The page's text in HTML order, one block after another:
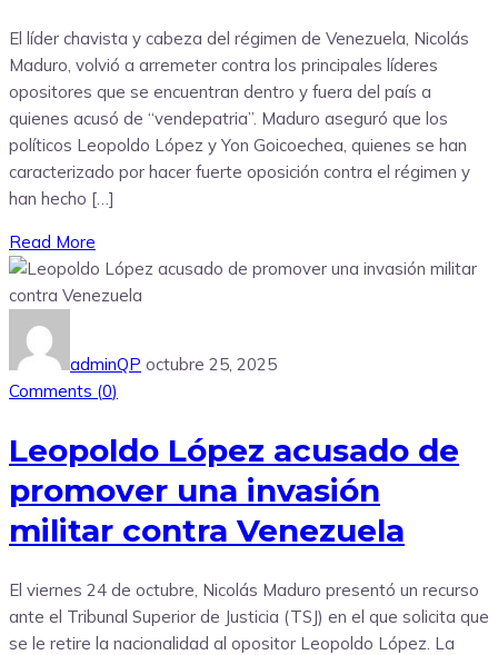
El líder chavista y cabeza del régimen de Venezuela, Nicolás
Maduro, volvió a arremeter contra los principales líderes
opositores que se encuentran dentro y fuera del país a
quienes acusó de “vendepatria”. Maduro aseguró que los
políticos Leopoldo López y Yon Goicoechea, quienes se han
caracterizado por hacer fuerte oposición contra el régimen y
han hecho […]
Read More
adminQP octubre 25, 2025
Comments (0)
Leopoldo López acusado de
promover una invasión
militar contra Venezuela
El viernes 24 de octubre, Nicolás Maduro presentó un recurso
ante el Tribunal Superior de Justicia (TSJ) en el que solicita que
se le retire la nacionalidad al opositor Leopoldo López. La